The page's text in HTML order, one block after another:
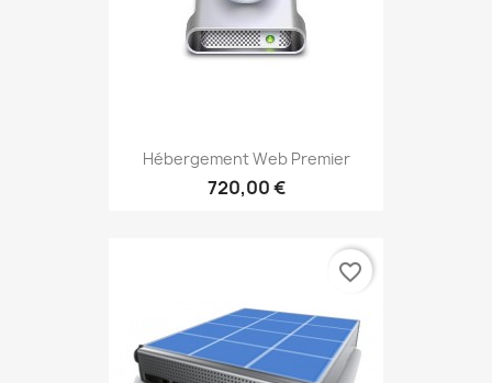
Hébergement Web Premier
720,00 €
favorite_border